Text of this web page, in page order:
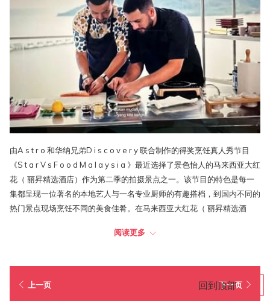
由A s t r o 和华纳兄弟D i s c o v e r y 联合制作的得奖烹饪真人秀节目
《S t a r V s F o o d M a l a y s i a 》最近选择了景色怡人的马来西亚大红
花（ 丽昇精选酒店）作为第二季的拍摄景点之一。该节目的特色是每一
集都呈现一位著名的本地艺人与一名专业厨师的有趣搭档，到国内不同的
热门景点现场烹饪不同的美食佳肴。在马来西亚大红花（ 丽昇精选酒
i c h a e l 一同主持，并于2 0 2 3 年3 月2 4 日星期日中午1 2 点在A s t r
O 应用程序点播。
阅读更多
上一页 下一页
回到顶部